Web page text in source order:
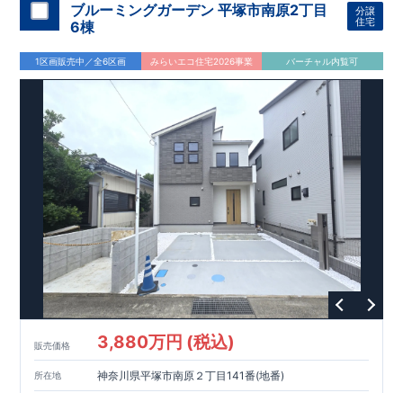
ブルーミングガーデン 平塚市南原2丁目
6棟
分譲
住宅
1区画販売中／全6区画 みらいエコ住宅2026事業 バーチャル内覧可
販売価格 3,880万円 (税込)
所在地 神奈川県平塚市南原２丁目141番(地番)